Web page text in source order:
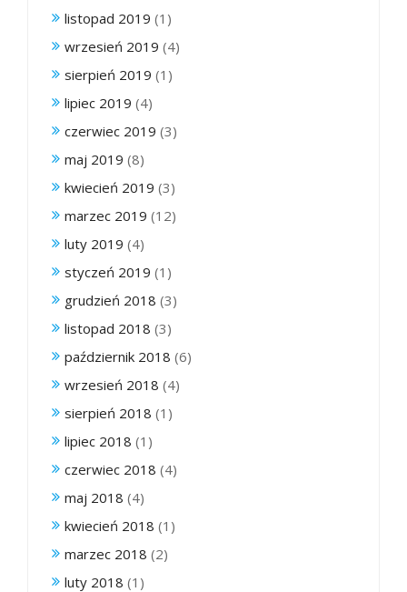
listopad 2019 (1)
wrzesień 2019 (4)
sierpień 2019 (1)
lipiec 2019 (4)
czerwiec 2019 (3)
maj 2019 (8)
kwiecień 2019 (3)
marzec 2019 (12)
luty 2019 (4)
styczeń 2019 (1)
grudzień 2018 (3)
listopad 2018 (3)
październik 2018 (6)
wrzesień 2018 (4)
sierpień 2018 (1)
lipiec 2018 (1)
czerwiec 2018 (4)
maj 2018 (4)
kwiecień 2018 (1)
marzec 2018 (2)
luty 2018 (1)